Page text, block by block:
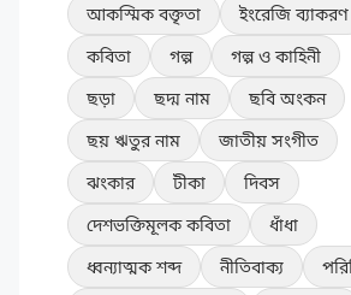
আকস্মিক বক্তৃতা
ইংরেজি ব্যাকরণ
কবিতা
গল্প
গল্প ও কাহিনী
ছড়া
ছদ্ম নাম
ছবি অংকন
ছয় ঋতুর নাম
জাতীয় সংগীত
ঝংকার
টীকা
দিবস
দেশভক্তিমূলক কবিতা
ধাঁধা
ধ্বন্যাত্মক শব্দ
নীতিবাক্য